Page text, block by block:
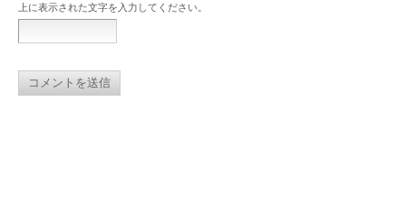
上に表示された文字を入力してください。